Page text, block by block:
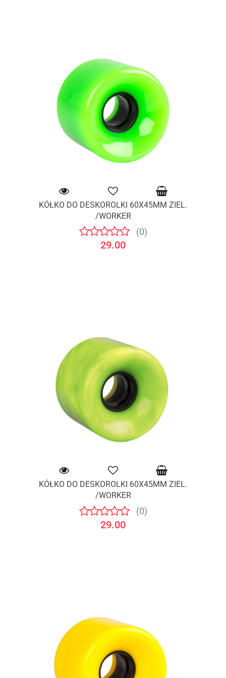
KÓŁKO DO DESKOROLKI 60X45MM ZIEL.
/WORKER
(0)
29.00
KÓŁKO DO DESKOROLKI 60X45MM ZIEL.
/WORKER
(0)
29.00